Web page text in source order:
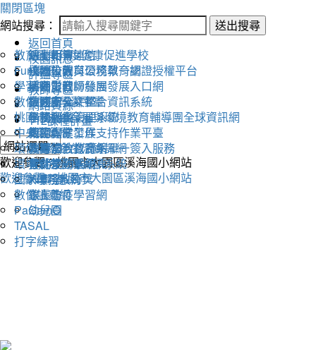
關閉區塊
網站搜尋：
送出搜尋
返回首頁
校園訊息
活動相簿
校內公告
活動影音
教務處
學務處
總務處
輔導室
會計室
人事室
家長會
幼兒園
評鑑專區
111學年度健康促進學校
永續校園與環境教育網
溪海愛閱粉絲團
交通安全評鑑
午餐評鑑
衛生保健工作
人權法治教育網
替代役評鑑網頁
教師專區
線上朝會連結
桃園市教育公務單一認證授權平台
桃園市教師發展發展入口網
桃園市公文整合資訊系統
全國圖書管理系統
教師專業發展支持作業平臺
教育部教育體系單一簽入服務
雲端差勤系統
X學務系統
線上防疫學習網
網路資源
教育雲
Fun學王
學習吧
數位閱讀學習平臺
桃園市永續發展與環境教育輔導團全球資訊網
中央氣象局
環保署綠色生活資訊網
環境教育管理資訊系統
國家環境教育獎
數位讀寫網
PaGamO
TASAL
打字練習
112課程計畫
歡迎參觀：桃園市大園區溪海國小網站
歡迎參觀：桃園市大園區溪海國小網站